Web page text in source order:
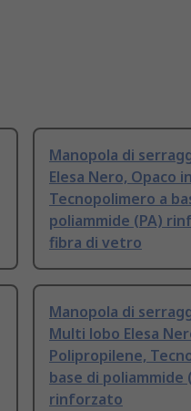
Manopola di
Elesa Nero, Opaco in
Tecnopolimero a
poliammide (PA)
fibra di vetro
Manopola di
Multi lobo Elesa
Polipropilene,
base di poliammide
rinforzato